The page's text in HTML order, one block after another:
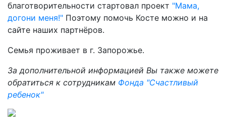
благотворительности стартовал проект "Мама,
догони меня!" Поэтому помочь Косте можно и на
сайте наших партнёров.
Семья проживает в г. Запорожье.
За дополнительной информацией Вы также можете
обратиться к сотрудникам Фонда "Счастливый
ребенок"